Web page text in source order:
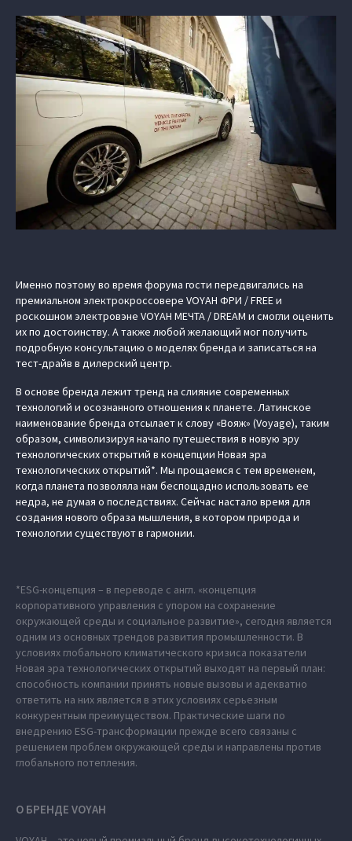
Именно поэтому во время форума гости передвигались на
премиальном электрокроссовере VOYAH ФРИ / FREE и
роскошном электровэне VOYAH МЕЧТА / DREAM и смогли оценить
их по достоинству. А также любой желающий мог получить
подробную консультацию о моделях бренда и записаться на
тест-драйв в дилерский центр.
В основе бренда лежит тренд на слияние современных
технологий и осознанного отношения к планете. Латинское
наименование бренда отсылает к слову «Вояж» (Voyage), таким
образом, символизируя начало путешествия в новую эру
технологических открытий в концепции Новая эра
технологических открытий*. Мы прощаемся с тем временем,
когда планета позволяла нам беспощадно использовать ее
недра, не думая о последствиях. Сейчас настало время для
создания нового образа мышления, в котором природа и
технологии существуют в гармонии.
*ESG-концепция – в переводе с англ. «концепция
корпоративного управления с упором на сохранение
окружающей среды и социальное развитие», сегодня является
одним из основных трендов развития промышленности. В
условиях глобального климатического кризиса показатели
Новая эра технологических открытий выходят на первый план:
способность компании принять новые вызовы и адекватно
ответить на них является в этих условиях серьезным
конкурентным преимуществом. Практические шаги по
внедрению ESG-трансформации прежде всего связаны с
решением проблем окружающей среды и направлены против
глобального потепления.
О БРЕНДЕ VOYAH